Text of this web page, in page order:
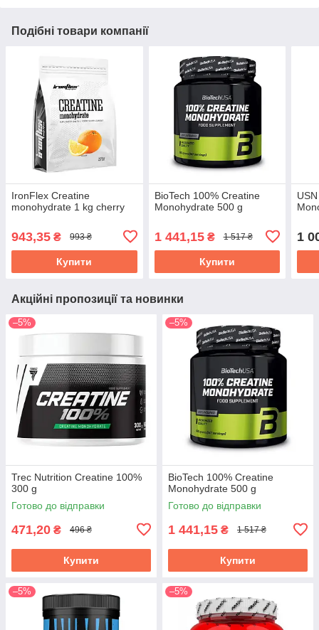
Подібні товари компанії
IronFlex Creatine
monohydrate 1 kg cherry
943,35 ₴ 993 ₴
Купити
BioTech 100% Creatine
Monohydrate 500 g
1 441,15₴ 1 517 ₴
Купити
1
Акційні пропозиції та новинки
–5%
Trec Nutrition Creatine 100%
300 g
Готово до відправки
471,20 ₴ 496 ₴
Купити
–5%
BioTech 100% Creatine
Monohydrate 500 g
Готово до відправки
1 441,15 ₴ 1 517 ₴
Купити
–5% –5%